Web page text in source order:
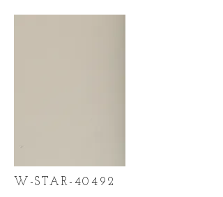
W-STAR-40492